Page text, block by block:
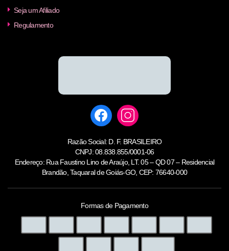
Razão Social: D. F. BRASILEIRO
CNPJ: 08.838.855/0001-06
Endereço: Rua Faustino Lino de Araújo, LT. 05 – QD 07 – Residencial
Brandão, Taquaral de Goiás-GO, CEP: 76640-000
Seja um Afiliado
Regulamento
Formas de Pagamento